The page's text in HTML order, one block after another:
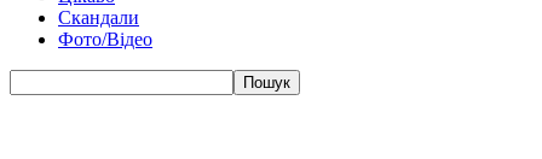
Скандали
Фото/Відео